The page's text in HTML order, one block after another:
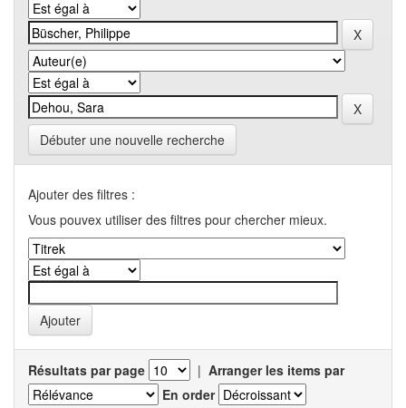
Débuter une nouvelle recherche
Ajouter des filtres :
Vous pouvex utiliser des filtres pour chercher mieux.
Résultats par page | Arranger les items par
En order